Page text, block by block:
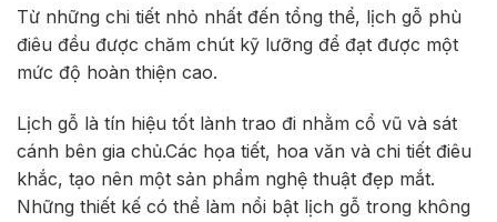
Từ những chi tiết nhỏ nhất đến tổng thể, lịch gỗ phù
điêu đều được chăm chút kỹ lưỡng để đạt được một
mức độ hoàn thiện cao.
Lịch gỗ là tín hiệu tốt lành trao đi nhằm cổ vũ và sát
cánh bên gia chủ.Các họa tiết, hoa văn và chi tiết điêu
khắc, tạo nên một sản phẩm nghệ thuật đẹp mắt.
Những thiết kế có thể làm nổi bật lịch gỗ trong không